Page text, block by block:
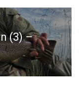
(3) –